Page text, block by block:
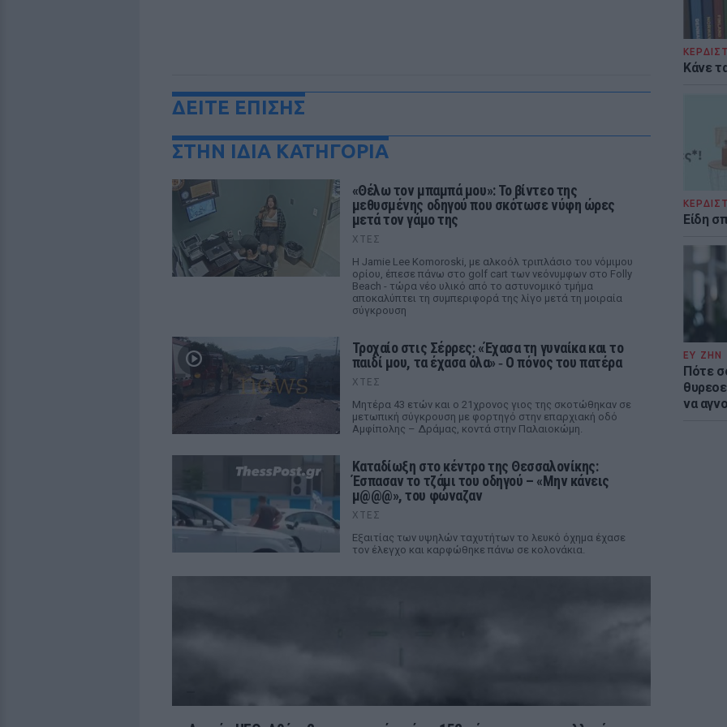
Κάνε
Είδη
ΕΥ ΖΗΝ
Πότε
να
ΔΕΙΤΕ ΕΠΙΣΗΣ
ΣΤΗΝ ΙΔΙΑ ΚΑΤΗΓΟΡΙΑ
«Θέλω τον μπαμπά μου»: Το βίντεο της
μεθυσμένης οδηγού που σκότωσε νύφη ώρες
μετά τον γάμο της
ΧΤΕΣ
Η Jamie Lee Komoroski, με αλκοόλ τριπλάσιο του νόμιμου
ορίου, έπεσε πάνω στο golf cart των νεόνυμφων στο Folly
Beach - τώρα νέο υλικό από το αστυνομικό τμήμα
αποκαλύπτει τη συμπεριφορά της λίγο μετά τη μοιραία
σύγκρουση
Τροχαίο στις Σέρρες: «Έχασα τη γυναίκα και το
παιδί μου, τα έχασα όλα» ‑ Ο πόνος του πατέρα
ΧΤΕΣ
Μητέρα 43 ετών και ο 21χρονος γιος της σκοτώθηκαν σε
μετωπική σύγκρουση με φορτηγό στην επαρχιακή οδό
Αμφίπολης – Δράμας, κοντά στην Παλαιοκώμη.
Καταδίωξη στο κέντρο της Θεσσαλονίκης:
Έσπασαν το τζάμι του οδηγού – «Μην κάνεις
μ@@@», του φώναζαν
ΧΤΕΣ
Εξαιτίας των υψηλών ταχυτήτων το λευκό όχημα έχασε
τον έλεγχο και καρφώθηκε πάνω σε κολονάκια.